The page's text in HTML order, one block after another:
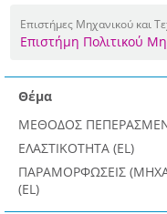
Επιστήμες Μηχανικού και
Επιστήμη Πολιτικού
Θέμα
ΜΕΘΟΔΟΣ
ΕΛΑΣΤΙΚΟΤΗΤΑ (EL)
ΠΑΡΑΜΟΡΦΩΣΕΙΣ
(EL)